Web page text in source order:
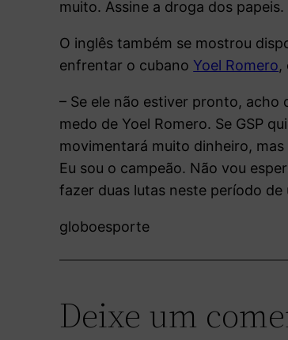
muito. Assine a droga dos papeis.
O inglês também se mostrou
enfrentar o cubano Yoel Romero,
– Se ele não estiver pronto, acho
medo de Yoel Romero. Se GSP
movimentará muito dinheiro, mas
Eu sou o campeão. Não vou
fazer duas lutas neste período de
globoesporte
Deixe um